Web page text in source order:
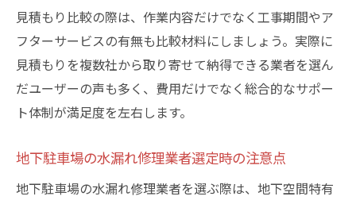
見積もり比較の際は、作業内容だけでなく工事期間やア
フターサービスの有無も比較材料にしましょう。実際に
見積もりを複数社から取り寄せて納得できる業者を選ん
だユーザーの声も多く、費用だけでなく総合的なサポー
ト体制が満足度を左右します。
地下駐車場の水漏れ修理業者選定時の注意点
地下駐車場の水漏れ修理業者を選ぶ際は、地下空間特有